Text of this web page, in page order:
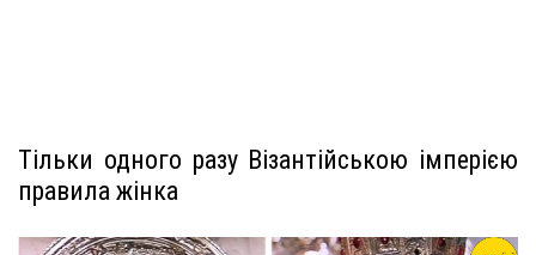
Тільки одного разу Візантійською імперією
правила жінка